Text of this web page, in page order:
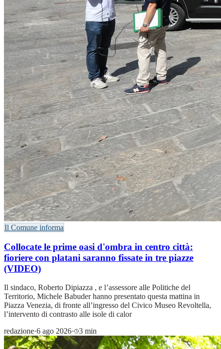
Il Comune informa
Collocate le prime oasi d'ombra in centro città:
fioriere con platani saranno fissate in tre piazze
(VIDEO)
Il sindaco, Roberto Dipiazza , e l’assessore alle Politiche del
Territorio, Michele Babuder hanno presentato questa mattina in
Piazza Venezia, di fronte all’ingresso del Civico Museo Revoltella,
l’intervento di contrasto alle isole di calor
redazione·6 ago 2026· 3 min